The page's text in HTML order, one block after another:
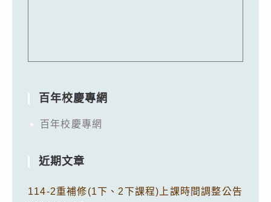
百年校慶專網
百年校慶專網
近期文章
114-2重補修(1下、2下課程)上課時間調整公告